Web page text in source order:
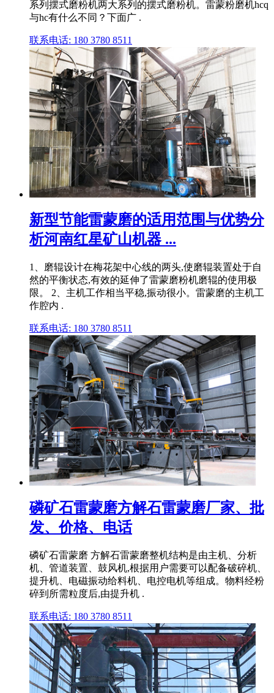
系列摆式磨粉机两大系列的摆式磨粉机。雷蒙粉磨机hcq
与hc有什么不同？下面广 .
联系电话: 180 3780 8511
新型节能雷蒙磨的适用范围与优势分
析河南红星矿山机器 ...
1、磨辊设计在梅花架中心线的两头,使磨辊装置处于自
然的平衡状态,有效的延伸了雷蒙磨粉机磨辊的使用极
限。 2、主机工作相当平稳,振动很小。雷蒙磨的主机工
作腔内 .
联系电话: 180 3780 8511
磷矿石雷蒙磨方解石雷蒙磨厂家、批
发、价格、电话
磷矿石雷蒙磨 方解石雷蒙磨整机结构是由主机、分析
机、管道装置、鼓风机,根据用户需要可以配备破碎机、
提升机、电磁振动给料机、电控电机等组成。物料经粉
碎到所需粒度后,由提升机 .
联系电话: 180 3780 8511